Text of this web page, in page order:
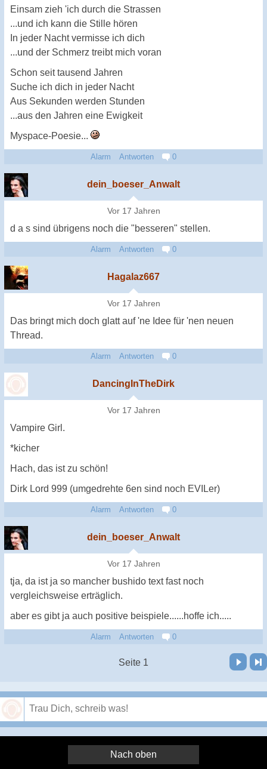
Einsam zieh 'ich durch die Strassen
...und ich kann die Stille hören
In jeder Nacht vermisse ich dich
...und der Schmerz treibt mich voran
Schon seit tausend Jahren
Suche ich dich in jeder Nacht
Aus Sekunden werden Stunden
...aus den Jahren eine Ewigkeit
Myspace-Poesie...
Alarm Antworten 0
dein_boeser_Anwalt
Vor 17 Jahren
d a s sind übrigens noch die "besseren" stellen.
Alarm Antworten 0
Hagalaz667
Vor 17 Jahren
Das bringt mich doch glatt auf 'ne Idee für 'nen neuen
Thread.
Alarm Antworten 0
DancingInTheDirk
Vor 17 Jahren
Vampire Girl.
*kicher
Hach, das ist zu schön!
Dirk Lord 999 (umgedrehte 6en sind noch EVILer)
Alarm Antworten 0
dein_boeser_Anwalt
Vor 17 Jahren
tja, da ist ja so mancher bushido text fast noch
vergleichsweise erträglich.
aber es gibt ja auch positive beispiele......hoffe ich.....
Alarm Antworten 0
Seite 1
Vor Letzte Seite
Nach oben